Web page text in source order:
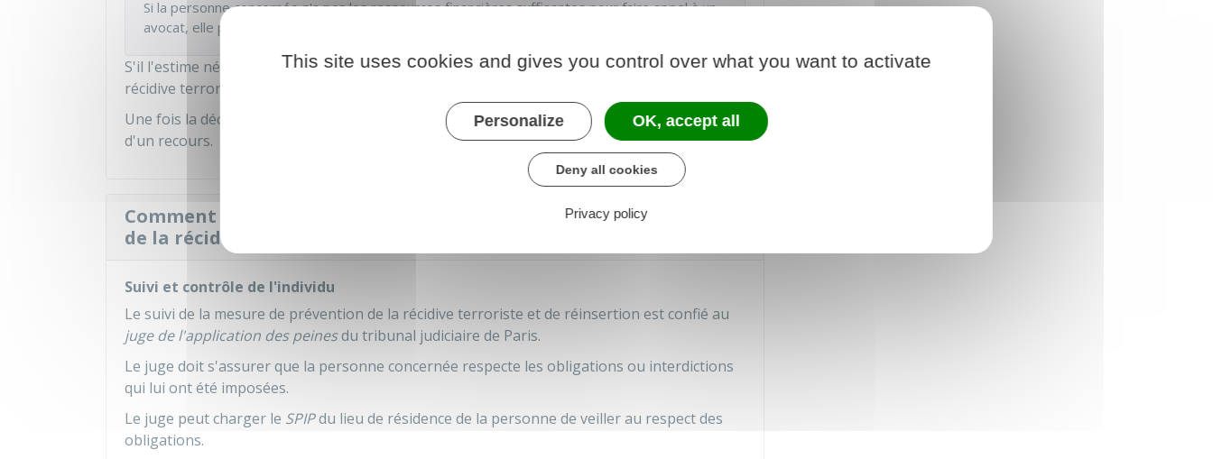
Si la personne concernée n'a pas les ressources financières suffisantes pour faire appel à un
avocat, elle peut
S'il l'estime nécessaire, le Tap de Paris ordonne une mesure judiciaire de prévention de la
récidive terroriste et de réinsertion.
Une fois la décision prise, elle est
au condamné. Cette décision peut faire l'objet
d'un recours.
Comment est suivi l'individu soumis à une mesure de prévention
de la récidive terroriste ?
Suivi et contrôle de l'individu
Le suivi de la mesure de prévention de la récidive terroriste et de réinsertion est confié au
juge de l'application des peinesdu tribunal judiciaire de Paris.
Le juge doit s'assurer que la personne concernée respecte les obligations ou interdictions
qui lui ont été imposées.
Le juge peut charger le SPIPdu lieu de résidence de la personne de veiller au respect des
obligations.
This site uses cookies and gives you control over what you want to activate
Personalize OK, accept all
Deny all cookies
Privacy policy